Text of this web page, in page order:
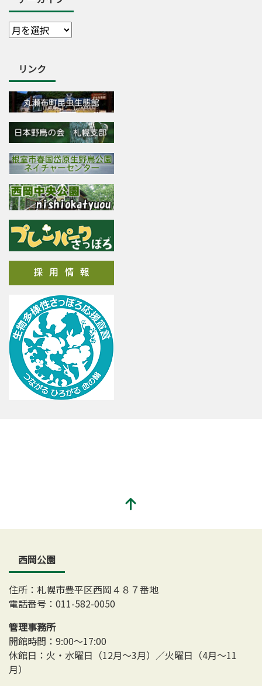
リンク
西岡公園
住所：札幌市豊平区西岡４８７番地
電話番号：011-582-0050
管理事務所
開館時間：9:00～17:00
休館日：火・水曜日（12月～3月）／火曜日（4月～11
月）